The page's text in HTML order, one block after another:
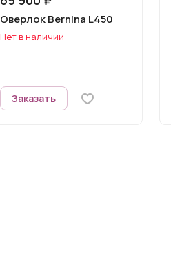
Оверлок Bernina L450
Нет в наличии
Заказать